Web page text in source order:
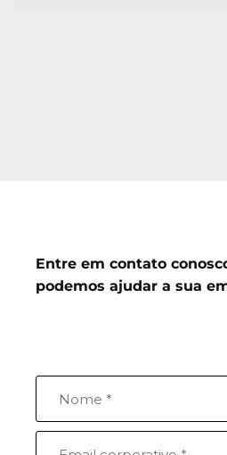
Entre em contato
podemos ajudar a sua